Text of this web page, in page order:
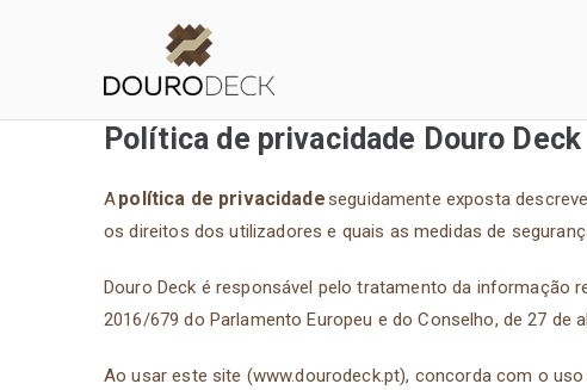
Política de privacidade Douro Deck
Apolítica de privacidadeseguidamente exposta
os direitos dos utilizadores e quais as medidas de
Douro Deck é responsável pelo tratamento da informação
2016/679 do Parlamento Europeu e do Conselho, de 27 de
Ao usar este site (www.dourodeck.pt), concorda com o